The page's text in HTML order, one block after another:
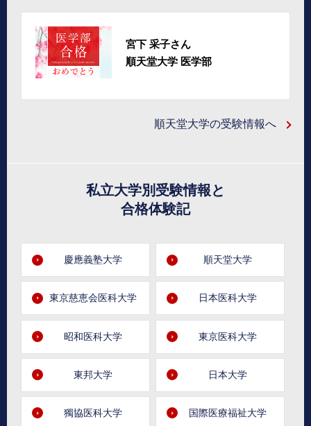
宮下 采子さん
順天堂大学 医学部
順天堂大学の受験情報へ
私立大学別受験情報と
合格体験記
慶應義塾大学 順天堂大学
東京慈恵会医科大学 日本医科大学
昭和医科大学 東京医科大学
東邦大学 日本大学
獨協医科大学 国際医療福祉大学